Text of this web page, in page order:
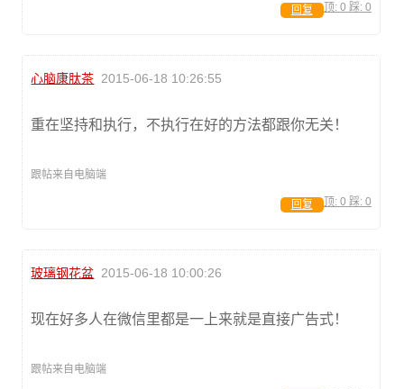
顶: 0 踩: 0
回复
心脑康肽茶 2015-06-18 10:26:55
重在坚持和执行，不执行在好的方法都跟你无关！
跟帖来自电脑端
顶: 0 踩: 0
回复
玻璃钢花盆 2015-06-18 10:00:26
现在好多人在微信里都是一上来就是直接广告式！
跟帖来自电脑端